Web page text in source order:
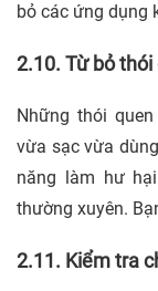
bỏ các ứng dụng
2.10. Từ bỏ
Những thói
vừa sạc vừa
năng làm hư
thường xuyên.
2.11. Kiểm tra